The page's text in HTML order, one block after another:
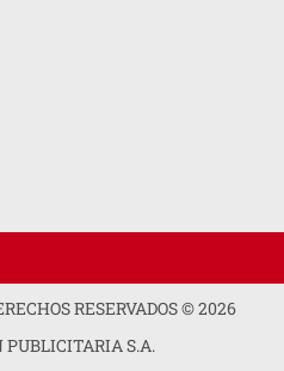
RESERVADOS ©2026
PUBLICITARIA S.A.